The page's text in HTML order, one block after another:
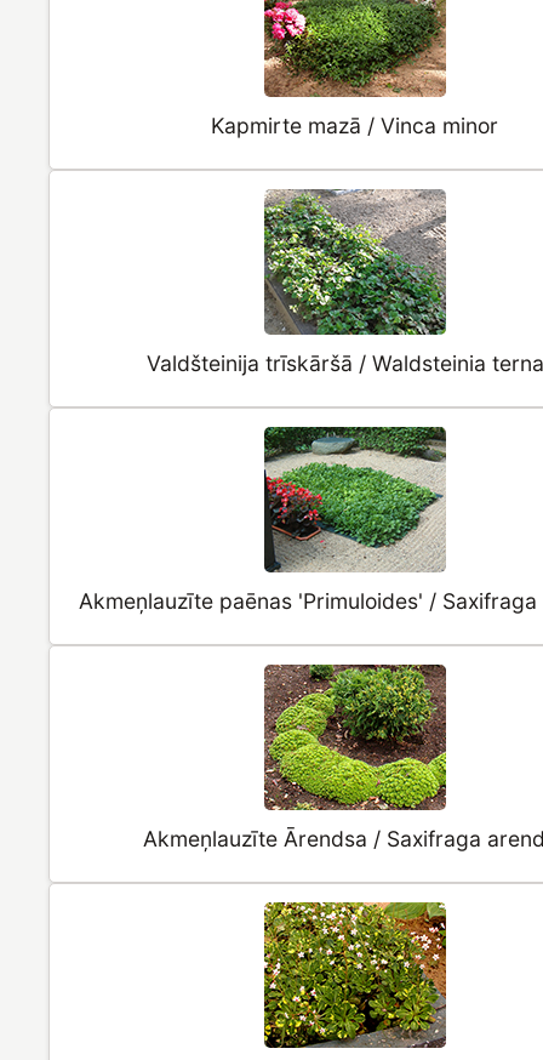
Kapmirte mazā / Vinca minor
Valdšteinija trīskāršā / Waldsteinia
Akmeņlauzīte paēnas 'Primuloides' /
Akmeņlauzīte Ārendsa / Saxifraga